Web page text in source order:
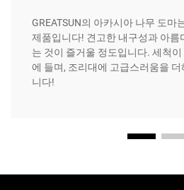
GREATSUN의 아카시아 나무 도마
제품입니다! 견고한 내구성과 아름
는 것이 즐거울 정도입니다. 세척
에 들며, 조리대에 고급스러움을
니다!